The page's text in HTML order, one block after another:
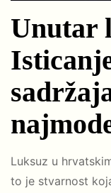
Unutar
Luksuz u
to je stvarnost